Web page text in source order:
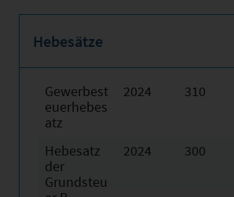
Hebesätze
Gewerbest
euerhebes
atz
2024 310
Hebesatz
der
Grundsteu
2024 300